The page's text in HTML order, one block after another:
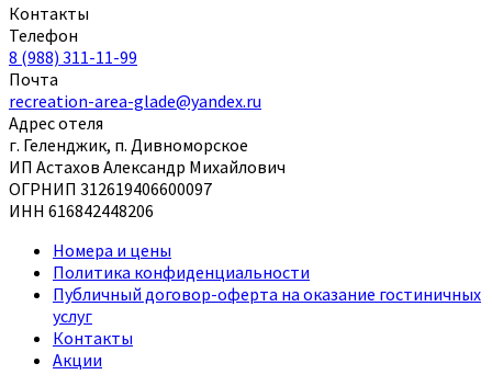
Контакты
Телефон
8 (988) 311-11-99
Почта
recreation-area-glade@yandex.ru
Адрес отеля
г. Геленджик, п. Дивноморское
ИП Астахов Александр Михайлович
ОГРНИП 312619406600097
ИНН 616842448206
Номера и цены
Политика конфиденциальности
Публичный договор-оферта на оказание гостиничных
услуг
Контакты
Акции